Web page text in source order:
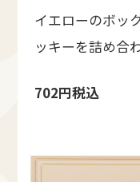
イエローのボッ
ッキーを詰め合
702円税込